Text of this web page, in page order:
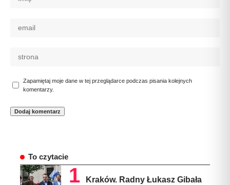
Zapamiętaj moje dane w tej przeglądarce podczas pisania kolejnych
komentarzy.
To czytacie
Kraków. Radny Łukasz Gibała